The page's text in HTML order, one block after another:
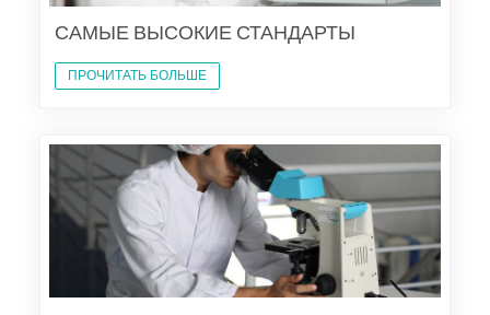
САМЫЕ ВЫСОКИЕ СТАНДАРТЫ
ПРОЧИТАТЬ БОЛЬШЕ